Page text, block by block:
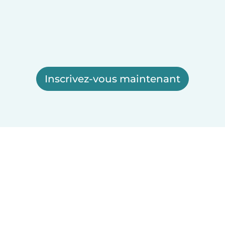
Inscrivez-vous maintenant